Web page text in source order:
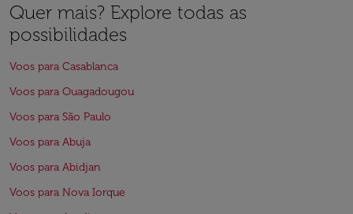
Quer mais? Explore todas as
possibilidades
Voos para Casablanca
Voos para Ouagadougou
Voos para São Paulo
Voos para Abuja
Voos para Abidjan
Voos para Nova Iorque